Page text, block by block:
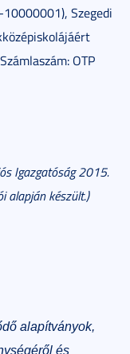
Szegedi
OTP
Igazgatóság 2015.
alapján készült.)
alapítványok,
és